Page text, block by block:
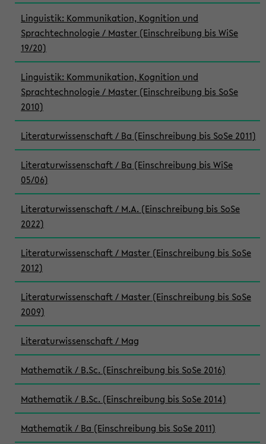
Linguistik: Kommunikation, Kognition und
Sprachtechnologie / Master (Einschreibung bis WiSe
19/20)
Linguistik: Kommunikation, Kognition und
Sprachtechnologie / Master (Einschreibung bis SoSe
2010)
Literaturwissenschaft / Ba (Einschreibung bis SoSe 2011)
Literaturwissenschaft / Ba (Einschreibung bis WiSe
05/06)
Literaturwissenschaft / M.A. (Einschreibung bis SoSe
2022)
Literaturwissenschaft / Master (Einschreibung bis SoSe
2012)
Literaturwissenschaft / Master (Einschreibung bis SoSe
2009)
Literaturwissenschaft / Mag
Mathematik / B.Sc. (Einschreibung bis SoSe 2016)
Mathematik / B.Sc. (Einschreibung bis SoSe 2014)
Mathematik / Ba (Einschreibung bis SoSe 2011)